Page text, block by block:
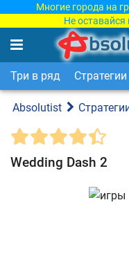
Многие города на
Не оставайся
Три в ряд
Absolutist
Wedding Dash 2